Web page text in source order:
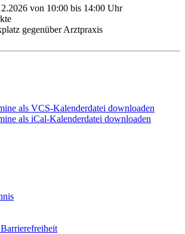
von 10:00 bis 14:00 Uhr
gegenüber Arztpraxis
als VCS-Kalenderdatei downloaden
als iCal-Kalenderdatei downloaden